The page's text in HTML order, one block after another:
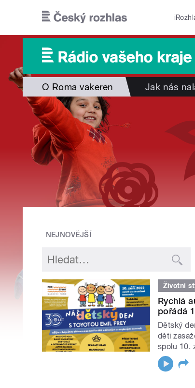
O Roma vakeren Jak nás
NEJNOVĚJŠÍ
Životní
Rychlá
pořádá
Dětský
děti
spolu 10.